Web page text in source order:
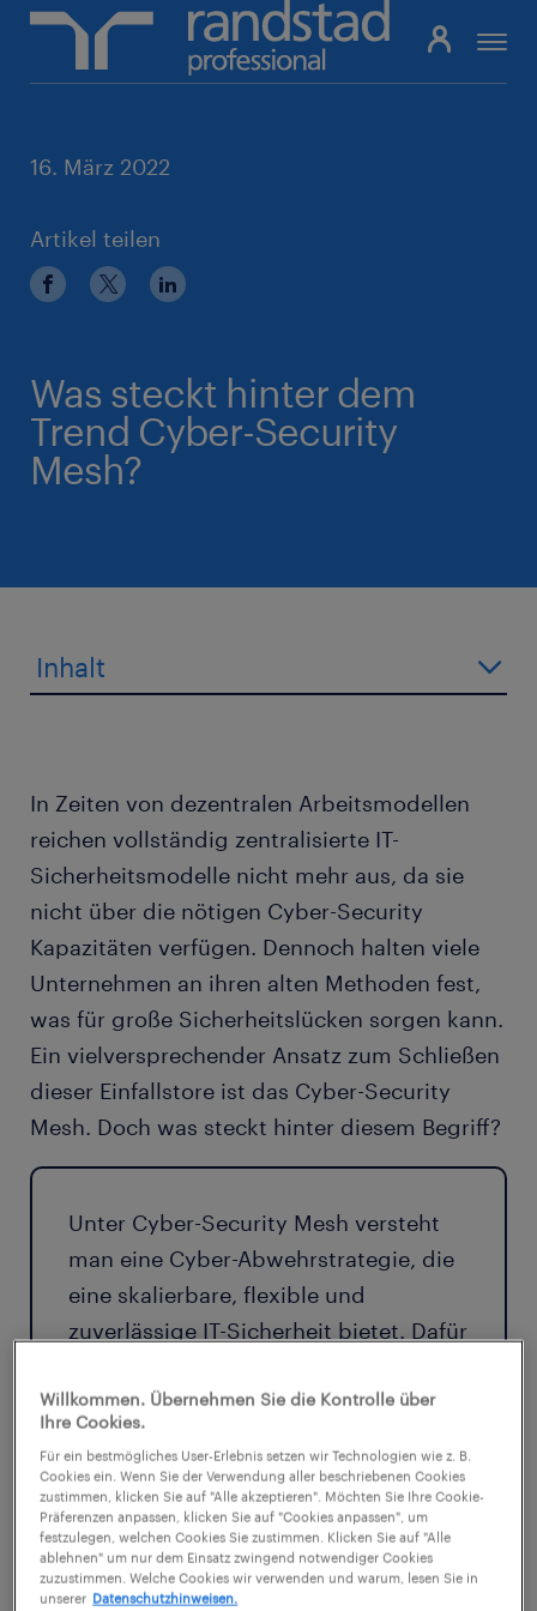
Was steckt hinter dem
Trend Cyber-Security
Mesh?
16. März 2022
Artikel teilen
Inhalt
In Zeiten von dezentralen Arbeitsmodellen
reichen vollständig zentralisierte IT-
Sicherheitsmodelle nicht mehr aus, da sie
nicht über die nötigen Cyber-Security
Kapazitäten verfügen. Dennoch halten viele
Unternehmen an ihren alten Methoden fest,
was für große Sicherheitslücken sorgen kann.
Ein vielversprechender Ansatz zum Schließen
dieser Einfallstore ist das Cyber-Security
Mesh. Doch was steckt hinter diesem Begriff?
Unter Cyber-Security Mesh versteht
man eine Cyber-Abwehrstrategie, die
eine skalierbare, flexible und
zuverlässige IT-Sicherheit bietet. Dafür
Sicherheitszonen um die einzelnen
der herkömmlichen Sicherheitszonen
im Unternehmensnetzwerk schützen.
Ihre IT-Abteilung erstellt dabei
kleinere, individuelle Perimeter für
Willkommen. Übernehmen Sie die Kontrolle über
Ihre Cookies.
Für ein bestmögliches User-Erlebnis setzen wir Technologien wie z. B.
Cookies ein. Wenn Sie der Verwendung aller beschriebenen Cookies
zustimmen, klicken Sie auf "Alle akzeptieren". Möchten Sie Ihre Cookie-
Präferenzen anpassen, klicken Sie auf "Cookies anpassen", um
festzulegen, welchen Cookies Sie zustimmen. Klicken Sie auf "Alle
ablehnen" um nur dem Einsatz zwingend notwendiger Cookies
zuzustimmen. Welche Cookies wir verwenden und warum, lesen Sie in
unserer Datenschutzhinweisen.